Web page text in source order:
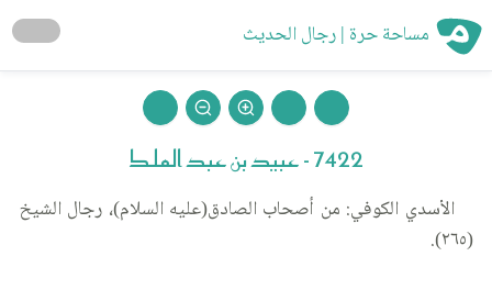
مساحة حرة | رجال الحديث
7422 - عبيد بن عبد الملك
الأسدي الكوفي: من أصحاب الصادق(عليه السلام)، رجال الشيخ
(٢٦٥).